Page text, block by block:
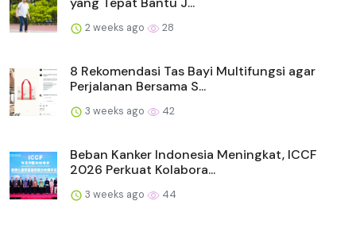
2 weeks ago 28
8 Rekomendasi Tas Bayi Multifungsi agar
Perjalanan Bersama S...
3 weeks ago 42
Beban Kanker Indonesia Meningkat, ICCF
2026 Perkuat Kolabora...
3 weeks ago 44